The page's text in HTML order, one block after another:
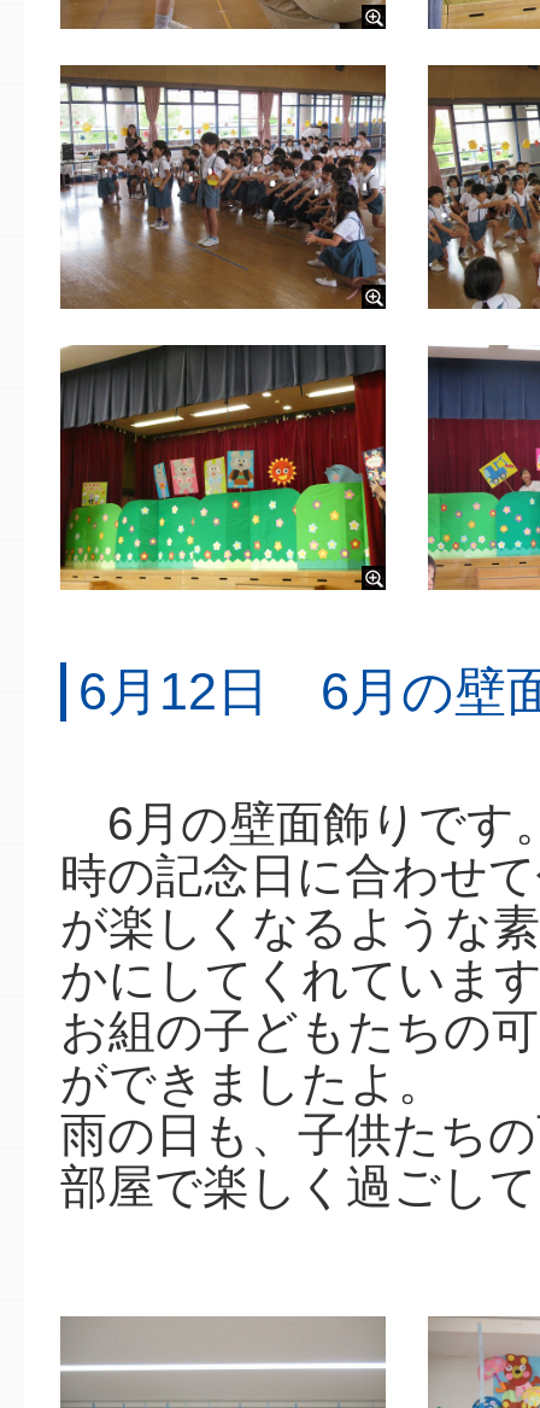
6月12日 6月の壁
6月の壁面飾りです
時の記念日に合わせ
が楽しくなるような
かにしてくれていま
お組の子どもたちの
ができましたよ。
雨の日も、子供たち
部屋で楽しく過ごし